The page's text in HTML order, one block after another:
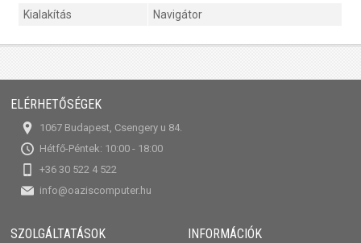
Kialakítás
Navigátor
ELÉRHETŐSÉGEK
1067 Budapest, Csengery u 84.
Hétfő-Péntek: 10:00 - 18:00
+36 30 522 4 522
info@oaziscomputer.hu
SZOLGÁLTATÁSOK INFORMÁCIÓK